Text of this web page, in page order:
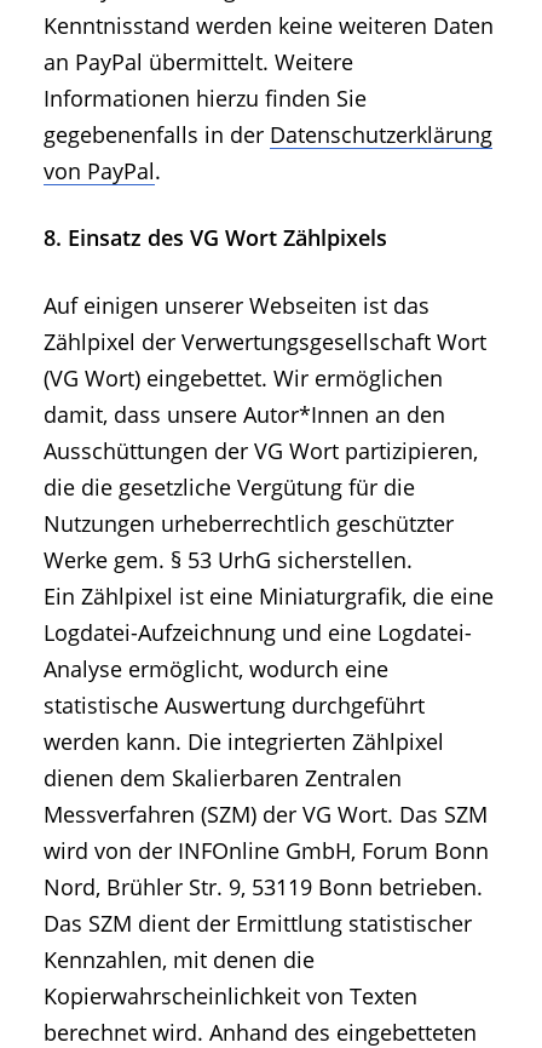
Kenntnisstand werden keine weiteren Daten
an PayPal übermittelt. Weitere
Informationen hierzu finden Sie
gegebenenfalls in der Datenschutzerklärung
von PayPal.
8. Einsatz des VG Wort Zählpixels
Auf einigen unserer Webseiten ist das
Zählpixel der Verwertungsgesellschaft Wort
(VG Wort) eingebettet. Wir ermöglichen
damit, dass unsere Autor*Innen an den
Ausschüttungen der VG Wort partizipieren,
die die gesetzliche Vergütung für die
Nutzungen urheberrechtlich geschützter
Werke gem. § 53 UrhG sicherstellen.
Ein Zählpixel ist eine Miniaturgrafik, die eine
Logdatei-Aufzeichnung und eine Logdatei-
Analyse ermöglicht, wodurch eine
statistische Auswertung durchgeführt
werden kann. Die integrierten Zählpixel
dienen dem Skalierbaren Zentralen
Messverfahren (SZM) der VG Wort. Das SZM
wird von der INFOnline GmbH, Forum Bonn
Nord, Brühler Str. 9, 53119 Bonn betrieben.
Das SZM dient der Ermittlung statistischer
Kennzahlen, mit denen die
Kopierwahrscheinlichkeit von Texten
berechnet wird. Anhand des eingebetteten